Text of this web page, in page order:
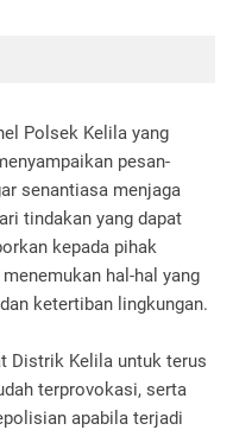
Polsek Kelila yang
pesan-
senantiasa menjaga
tindakan yang dapat
kepada pihak
hal-hal yang
ketertiban lingkungan.
Distrik Kelila untuk terus
terprovokasi, serta
apabila terjadi